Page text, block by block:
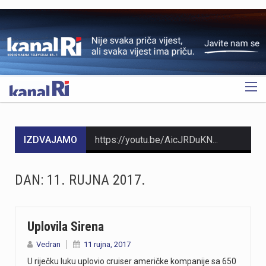
OGLAS
IZDVAJAMO
DAN: 11. RUJNA 2017.
Uplovila Sirena
Vedran 11 rujna, 2017
U riječku luku uplovio cruiser američke kompanije sa 650